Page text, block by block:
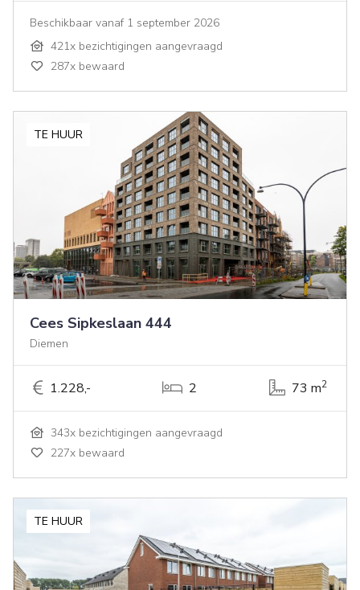
Beschikbaar vanaf 1 september 2026
421x bezichtigingen aangevraagd
287x bewaard
TE HUUR
Cees Sipkeslaan 444
Diemen
1.228,- 2 73 m2
343x bezichtigingen aangevraagd
227x bewaard
TE HUUR